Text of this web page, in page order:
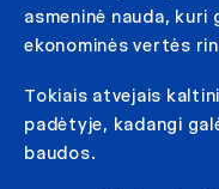
asmeninė nauda,
ekonominės vertės
Tokiais atvejais
padėtyje, kadangi
baudos.